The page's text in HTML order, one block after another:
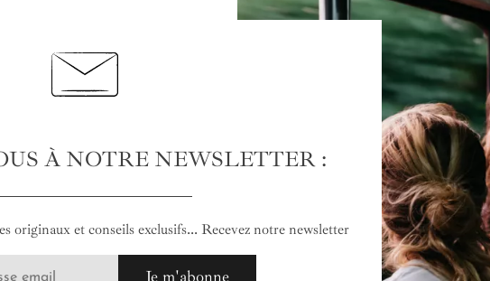
À NOTRE NEWSLETTER :
originaux et conseils exclusifs... Recevez notre newsletter
Je m'abonne